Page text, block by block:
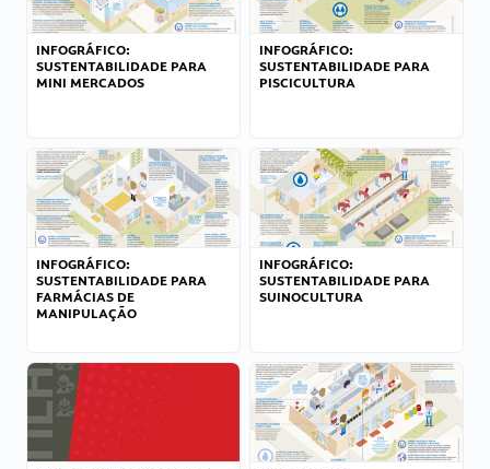
INFOGRÁFICO:
SUSTENTABILIDADE PARA
MINI MERCADOS
INFOGRÁFICO:
SUSTENTABILIDADE PARA
PISCICULTURA
INFOGRÁFICO:
SUSTENTABILIDADE PARA
FARMÁCIAS DE
MANIPULAÇÃO
INFOGRÁFICO:
SUSTENTABILIDADE PARA
SUINOCULTURA